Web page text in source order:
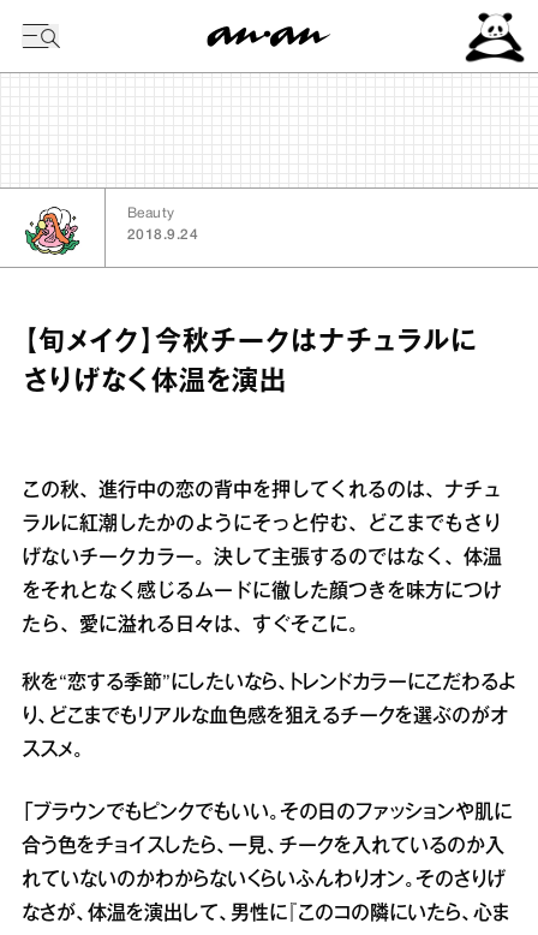
Beauty
2018.9.24
【旬メイク】今秋チークはナチュラルに
さりげなく体温を演出
この秋、進行中の恋の背中を押してくれるのは、ナチュ
ラルに紅潮したかのようにそっと佇む、どこまでもさり
げないチークカラー。決して主張するのではなく、体温
をそれとなく感じるムードに徹した顔つきを味方につけ
たら、愛に溢れる日々は、すぐそこに。
秋を“恋する季節”にしたいなら、トレンドカラーにこだわるよ
り、どこまでもリアルな血色感を狙えるチークを選ぶのがオ
ススメ。
「ブラウンでもピンクでもいい。その日のファッションや肌に
合う色をチョイスしたら、一見、チークを入れているのか入
れていないのかわからないくらいふんわりオン。そのさりげ
なさが、体温を演出して、男性に『このコの隣にいたら、心ま